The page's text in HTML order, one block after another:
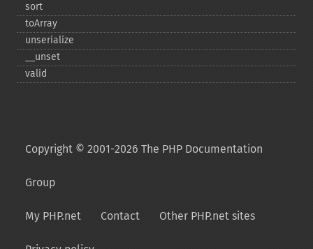
sort
toArray
unserialize
_​_​unset
valid
Copyright © 2001-2026 The PHP Documentation
Group
My PHP.net Contact Other PHP.net sites